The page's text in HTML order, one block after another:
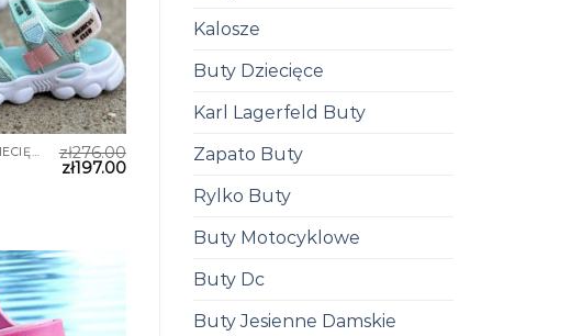
Kalosze
Buty Dziecięce
Karl Lagerfeld Buty
Zapato Buty
Rylko Buty
Buty Motocyklowe
Buty Dc
Buty Jesienne Damskie
SANDAŁY DZIECIĘCE zł276.00
zł197.00